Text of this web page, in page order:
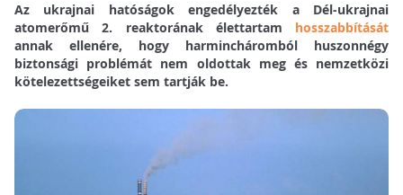
Az ukrajnai hatóságok engedélyezték a Dél-ukrajnai
atomerőmű 2. reaktorának élettartam hosszabbítását
annak ellenére, hogy harmincháromból huszonnégy
biztonsági problémát nem oldottak meg és nemzetközi
kötelezettségeiket sem tartják be.